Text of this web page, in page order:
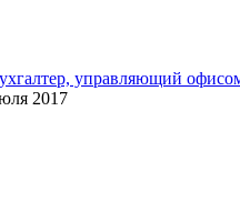
управляющий
2017